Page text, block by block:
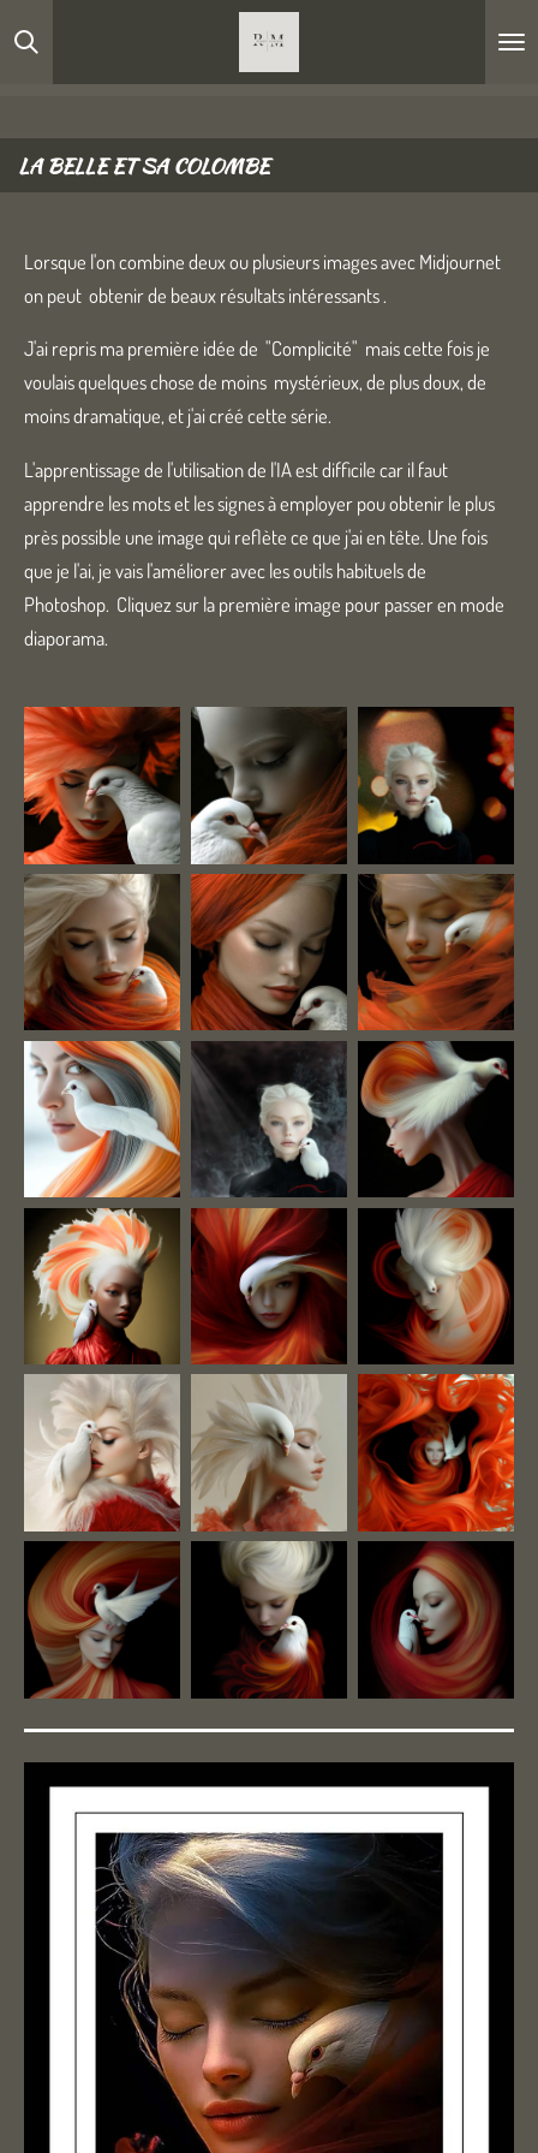
Passer
LA BELLE ET SA COLOMBE
Lorsque l'on combine deux ou plusieurs images avec Midjournet
on peut obtenir de beaux résultats intéressants .
J'ai repris ma première idée de "Complicité" mais cette fois je
voulais quelques chose de moins mystérieux, de plus doux, de
moins dramatique, et j'ai créé cette série.
L'apprentissage de l'utilisation de l'IA est difficile car il faut
apprendre les mots et les signes à employer pou obtenir le plus
près possible une image qui reflète ce que j'ai en tête. Une fois
que je l'ai, je vais l'améliorer avec les outils habituels de
Photoshop. Cliquez sur la première image pour passer en mode
diaporama.